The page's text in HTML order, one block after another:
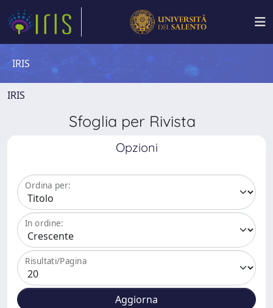
IRIS
IRIS
Sfoglia per Rivista
Opzioni
Ordina per:
In ordine:
Risultati/Pagina